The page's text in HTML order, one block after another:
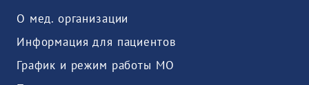
О мед. организации
Информация для пациентов
График и режим работы МО